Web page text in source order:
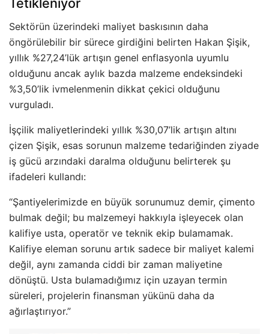
Tetikleniyor
Sektörün üzerindeki maliyet baskısının daha
öngörülebilir bir sürece girdiğini belirten Hakan Şişik,
yıllık %27,24’lük artışın genel enflasyonla uyumlu
olduğunu ancak aylık bazda malzeme endeksindeki
%3,50’lik ivmelenmenin dikkat çekici olduğunu
vurguladı.
İşçilik maliyetlerindeki yıllık %30,07’lik artışın altını
çizen Şişik, esas sorunun malzeme tedariğinden ziyade
iş gücü arzındaki daralma olduğunu belirterek şu
ifadeleri kullandı:
“Şantiyelerimizde en büyük sorunumuz demir, çimento
bulmak değil; bu malzemeyi hakkıyla işleyecek olan
kalifiye usta, operatör ve teknik ekip bulamamak.
Kalifiye eleman sorunu artık sadece bir maliyet kalemi
değil, aynı zamanda ciddi bir zaman maliyetine
dönüştü. Usta bulamadığımız için uzayan termin
süreleri, projelerin finansman yükünü daha da
ağırlaştırıyor.”